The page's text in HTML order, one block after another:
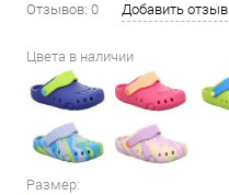
Отзывов: 0 Добавить отзыв
Цвета в наличии
Размер: